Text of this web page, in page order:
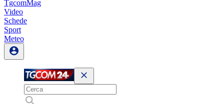
TgcomMag
Video
Schede
Sport
Meteo